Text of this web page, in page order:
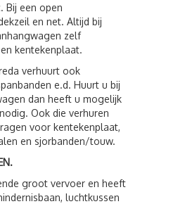
Bij een open
en net. Altijd bij
zelf
kentekenplaat.
verhuurt ook
e.d. Huurt u bij
dan heeft u mogelijk
Ook die verhuren
voor kentekenplaat,
en sjorbanden/touw.
groot vervoer en heeft
luchtkussen